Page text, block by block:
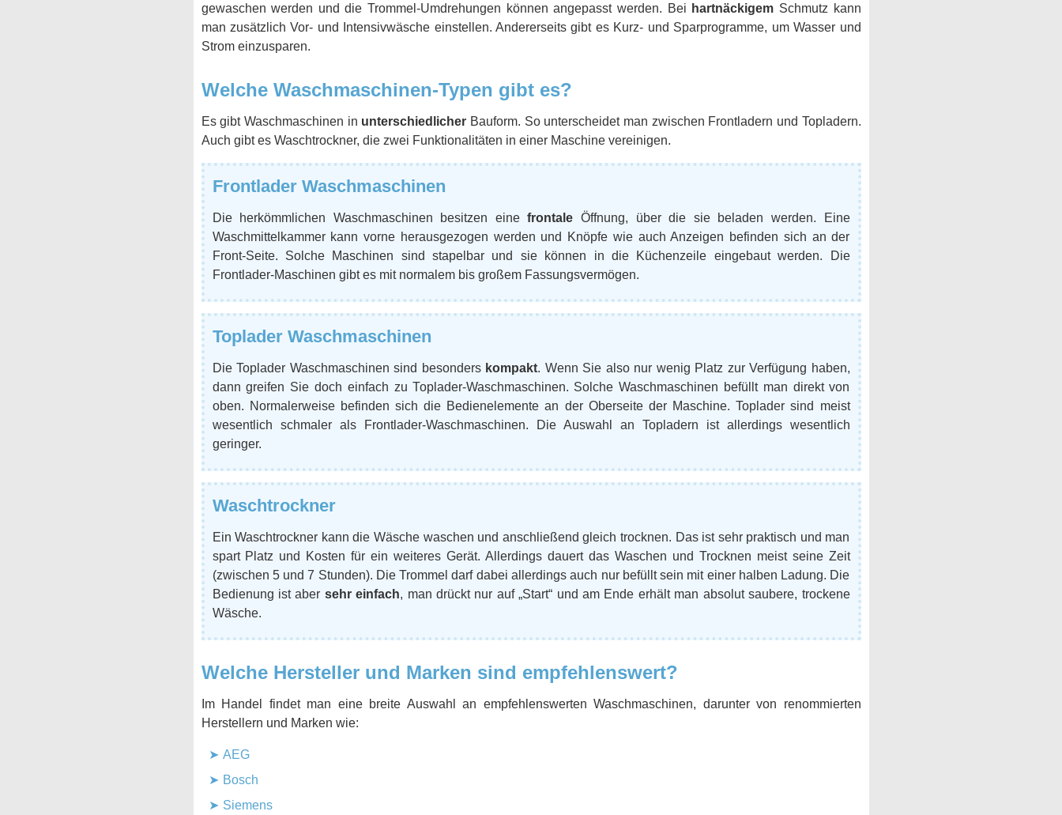
gewaschen werden und die Trommel-Umdrehungen können angepasst werden. Bei hartnäckigem Schmutz kann
man zusätzlich Vor- und Intensivwäsche einstellen. Andererseits gibt es Kurz- und Sparprogramme, um Wasser und
Strom einzusparen.
Welche Waschmaschinen-Typen gibt es?
Es gibt Waschmaschinen in unterschiedlicher Bauform. So unterscheidet man zwischen Frontladern und Topladern.
Auch gibt es Waschtrockner, die zwei Funktionalitäten in einer Maschine vereinigen.
Frontlader Waschmaschinen
Die herkömmlichen Waschmaschinen besitzen einefrontale Öffnung, über die sie beladen werden. Eine
Waschmittelkammer kann vorne herausgezogen werden und Knöpfe wie auch Anzeigen befinden sich an der
Front-Seite. Solche Maschinen sind stapelbar und sie können in die Küchenzeile eingebaut werden. Die
Frontlader-Maschinen gibt es mit normalem bis großem Fassungsvermögen.
Toplader Waschmaschinen
Die Toplader Waschmaschinen sind besonders kompakt. Wenn Sie also nur wenig Platz zur Verfügung haben,
dann greifen Sie doch einfach zu Toplader-Waschmaschinen. Solche Waschmaschinen befüllt man direkt von
oben. Normalerweise befinden sich die Bedienelemente an der Oberseite der Maschine. Toplader sind meist
wesentlich schmaler als Frontlader-Waschmaschinen. Die Auswahl an Topladern ist allerdings wesentlich
geringer.
Waschtrockner
Ein Waschtrockner kann die Wäsche waschen und anschließend gleich trocknen. Das ist sehr praktisch und man
spart Platz und Kosten für ein weiteres Gerät. Allerdings dauert das Waschen und Trocknen meist seine Zeit
(zwischen 5 und 7 Stunden). Die Trommel darf dabei allerdings auch nur befüllt sein mit einer halben Ladung. Die
Bedienung ist aber sehr einfach, man drückt nur auf „Start“ und am Ende erhält man absolut saubere, trockene
Wäsche.
Welche Hersteller und Marken sind empfehlenswert?
Im Handel findet man eine breite Auswahl an empfehlenswerten Waschmaschinen, darunter von renommierten
Herstellern und Marken wie:
AEG
Bosch
Siemens